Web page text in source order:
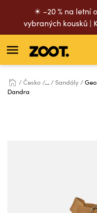
☀ –20 % na letní
vybraných kousků |
Česko ... Sandály
Dandra